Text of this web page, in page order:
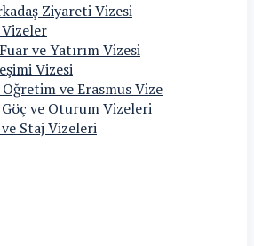
Ziyareti Vizesi
ve Yatırım Vizesi
Vizesi
ve Erasmus Vize
ve Oturum Vizeleri
ve Staj Vizeleri